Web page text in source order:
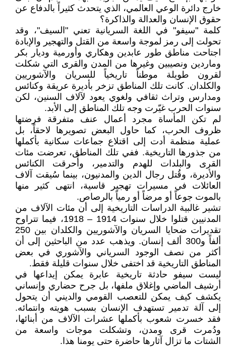
خارج دائرة الوعي العالمي، الذي يتحدث كثيراً بالدفاع عن
حقوق الإنسان والعدالة والذاكرة؟
كلمة "سيفو" في اللغة السريانية تعني "السيف"، وقد
تحولت إلى رمز لموجة واسعة من القتل والتهجير والإبادة
اجتاحت مناطق طور عابدين وهكاري وأورمية وديار بكر
وماردين ونصيبين وغيرها من المدن والقرى التي شكلت
لقرون طويلة موطناً تاريخياً للسريان والآشوريين
والكلدان. كانت تلك المناطق تزخر بأديرة عريقة وكنائس
ومدارس وتراث ثقافي ولغوي يعود لآلاف السنين، لكن
سنوات الحرب غيّرت وجه تلك المناطق إلى الأبد.
لم تكن المأساة مجرد أعمال عنف متفرقة فرضتها
ظروف الحرب، كما حاول البعض تصويرها لاحقاً، بل
عملية منظمة أدت إلى اقتلاع جماعات سكانية بأكملها
من جذورها التاريخية. ففي تلك المناطق، تعرضت مئات
القرى والبلدات للهدم والتدمير، وأُحرقت الكنائس
والأديرة، وقُتل رجال الدين والمدنيون، بينما سُيقت آلاف
العائلات في مسيرات تهجير قاسية، انتهى كثير منها
بالموت جوعاً أو مرضاً أو رمياً بالرصاص.
تشير غالبية الدراسات التاريخية إلى أن مئات الآلاف من
المدنيين قتلوا خلال سنوات 1914 – 1918، فيما تتراوح
تقديرات ضحايا السريان والآشوريين والكلدان بين 250
ألفاً و300 ألف إنسان. ويذهب عدد من الباحثين إلى أن
أكثر من نصف الوجود السرياني والآشوري في بعض
المناطق التاريخية قد اختفى خلال سنوات قليلة فقط.
ليست سيفو حادثة تاريخية عابرة يمكن إيداعها في
أرشيف الماضي وإغلاق ملفها، بل جرح حضاري وإنساني
يكشف كيف يمكن للتعصب القومي والديني أن يتحول
إلى آلة تدمير تستهدف الإنسان بسبب هويته وانتمائه.
فقد خسرت شعوب بأكملها عشرات الآلاف من أبنائها،
ودُمرت قرى ومدن، وتشكلت موجات واسعة من
الشتات ما تزال آثارها حاضرة حتى يومنا هذا.